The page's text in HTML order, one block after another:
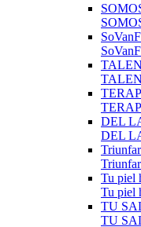
DEL
DEL
Tu piel
Tu piel
TU
TU